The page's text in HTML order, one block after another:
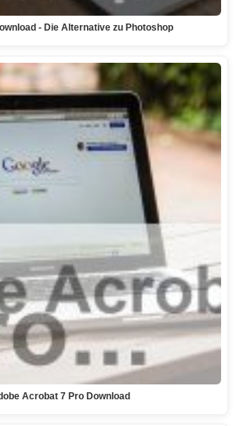
- Die Alternative zu Photoshop
Acrobat 7 Pro Download